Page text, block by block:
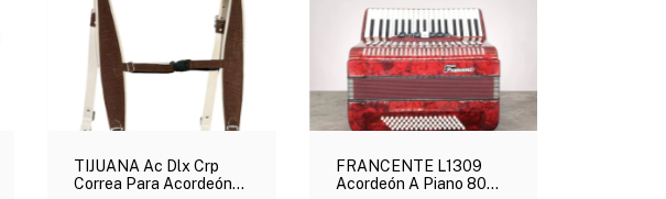
TIJUANA Ac Dlx Crp
Correa Para Acordeón
FRANCENTE L1309
Acordeón A Piano 80